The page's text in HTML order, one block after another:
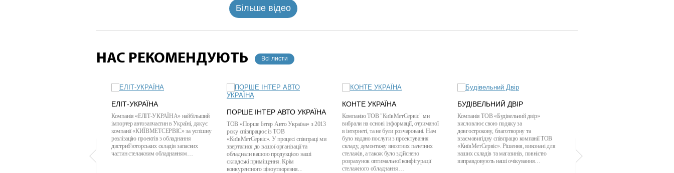
Більше відео
НАС РЕКОМЕНДУЮТЬ Всі листи
ЕЛІТ-УКРАЇНА
Компанія «ЕЛІТ-УКРАЇНА» найбільший
імпортер автозапчастин в Україні, дякує
компанії «КИЇВМЕТСЕРВІС» за успішну
реалізацію проектів з обладнання
дистриб'юторських складів запасних
частин стелажним обладнанням…
ПОРШЕ ІНТЕР АВТО УКРАЇНА
ТОВ «Порше Інтер Авто Україна» з 2013
року співпрацює із ТОВ
«КиївМетСервіс». У процесі співпраці ми
зверталися до вашої організації та
обладнали вашою продукцією наші
складські приміщення. Крім
конкурентного ціноутворення...
КОНТЕ УКРАЇНА
Компанію ТОВ "КиївМетСервіс" ми
вибрали на основі інформації, отриманої
в інтернеті, та не були розчаровані. Нам
було надано послуги з проектування
складу, демонтажу висотних палетних
стелажів, а також було здійснено
розрахунок оптимальної конфігурації
стелажного обладнання…
БУДІВЕЛЬНИЙ ДВІР
Компанія ТОВ «Будівельний двір»
висловлює свою подяку за
довгострокову, благотворну та
взаємовигідну співпрацю компанії ТОВ
«КиївМетСервіс». Рішення, виконані для
наших складів та магазинів, повністю
виправдовують наші очікування…
зобов'язань. Протягом усього періоду
себе як надійний та сумлінний партнер…